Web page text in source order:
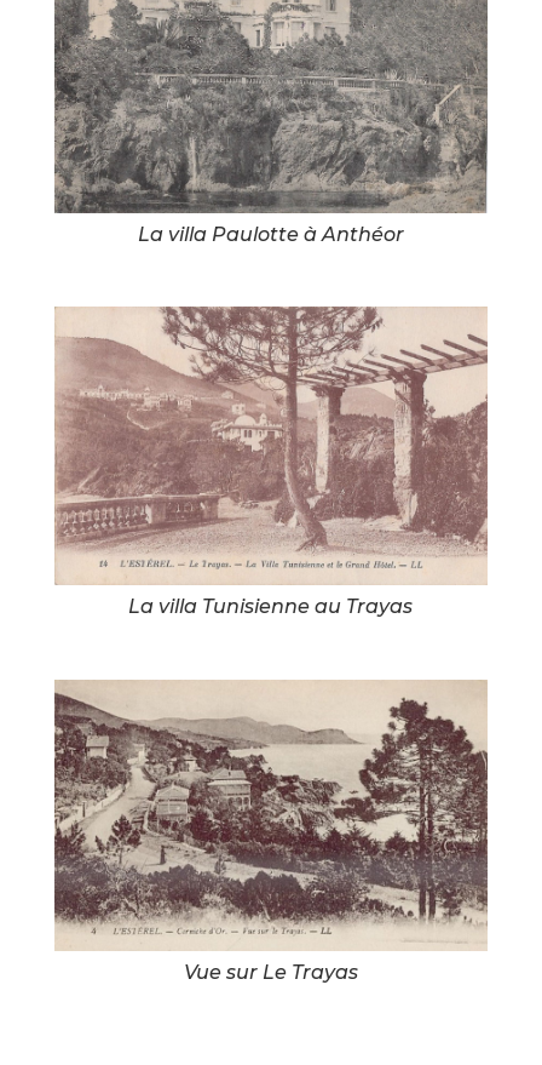
La villa Paulotte à Anthéor
La villa Tunisienne au Trayas
Vue sur Le Trayas